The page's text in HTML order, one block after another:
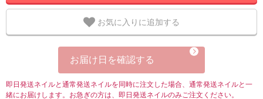
お気に入りに追加する
お届け日を確認する
即日発送ネイルと通常発送ネイルを同時に注文した場合、通常発送ネイルと一
緒にお届けします。お急ぎの方は、即日発送ネイルのみご注文ください。